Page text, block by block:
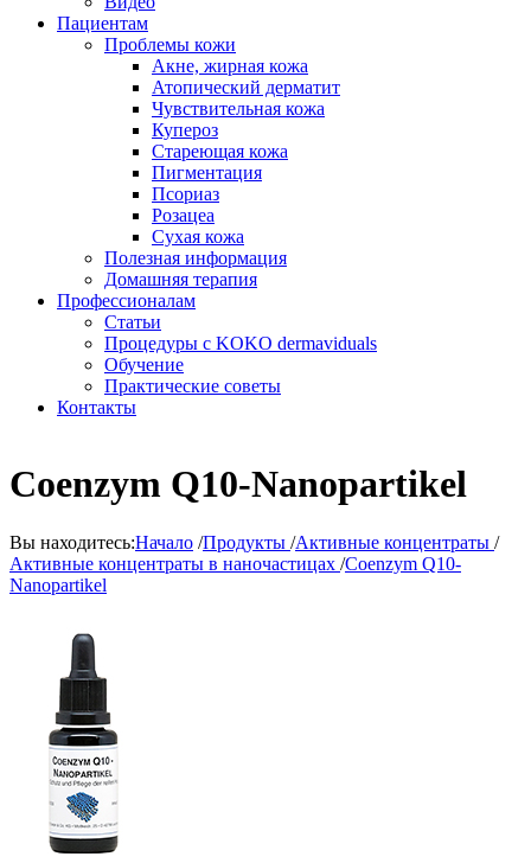
Пациентам
Проблемы кожи
Акне, жирная кожа
Атопический дерматит
Чувствительная кожа
Купероз
Стареющая кожа
Пигментация
Псориаз
Розацеа
Сухая кожа
Полезная информация
Домашняя терапия
Профессионалам
Статьи
Процедуры с KOKO dermaviduals
Обучение
Практические советы
Контакты
Coenzym Q10-Nanopartikel
Вы находитесь:Начало /Продукты /Активные концентраты /
Активные концентраты в наночастицах /Coenzym Q10-
Nanopartikel